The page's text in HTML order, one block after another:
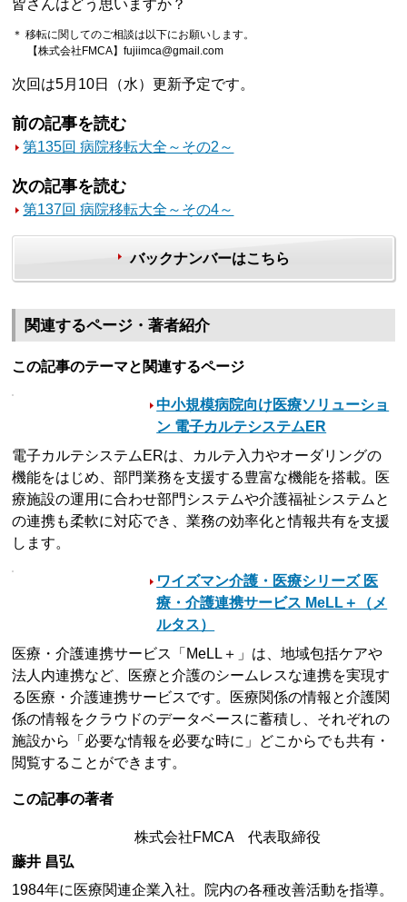
皆さんはどう思いますか？
＊ 移転に関してのご相談は以下にお願いします。
【株式会社FMCA】fujiimca@gmail.com
次回は5月10日（水）更新予定です。
前の記事を読む
第135回 病院移転大全～その2～
次の記事を読む
第137回 病院移転大全～その4～
バックナンバーはこちら
関連するページ・著者紹介
この記事のテーマと関連するページ
中小規模病院向け医療ソリューショ
ン 電子カルテシステムER
電子カルテシステムERは、カルテ入力やオーダリングの
機能をはじめ、部門業務を支援する豊富な機能を搭載。医
療施設の運用に合わせ部門システムや介護福祉システムと
の連携も柔軟に対応でき、業務の効率化と情報共有を支援
します。
ワイズマン介護・医療シリーズ 医
療・介護連携サービス MeLL＋（メ
ルタス）
医療・介護連携サービス「MeLL＋」は、地域包括ケアや
法人内連携など、医療と介護のシームレスな連携を実現す
る医療・介護連携サービスです。医療関係の情報と介護関
係の情報をクラウドのデータベースに蓄積し、それぞれの
施設から「必要な情報を必要な時に」どこからでも共有・
閲覧することができます。
この記事の著者
株式会社FMCA 代表取締役
藤井 昌弘
1984年に医療関連企業入社。院内の各種改善活動を指導。